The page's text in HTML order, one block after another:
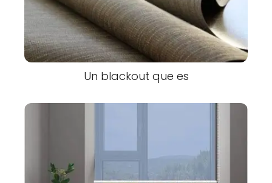
Un blackout que es